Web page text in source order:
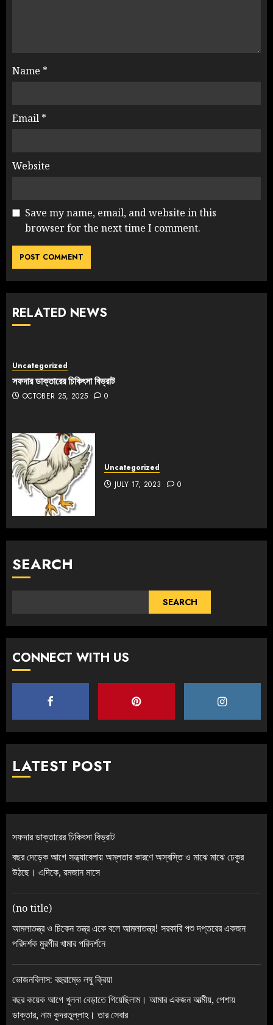
Name *
Email *
Website
Save my name, email, and website in this
browser for the next time I comment.
RELATED NEWS
Uncategorized
সফদার ডাক্তারের চিকিৎসা বিভ্রাট
OCTOBER 25, 2025 0
Uncategorized
JULY 17, 2023
0
SEARCH
SEARCH
CONNECT WITH US
LATEST POST
সফদার ডাক্তারের চিকিৎসা বিভ্রাট
বছর দেড়েক আগে সন্ধ্যাবেলায় অম্লতার কারণে অস্বস্তি ও মাঝে মাঝে ঢেকুর
উঠছে। এদিকে, রমজান মাসে
(no title)
আমলাতন্ত্র ও চিকেন তন্ত্র একে বলে আমলাতন্ত্র! সরকারি পশু দপ্তরের একজন
পরিদর্শক মুরগীর খামার পরিদর্শনে
ভোজনবিলাস: বহুরাম্ভে লঘু ক্রিয়া
বছর কয়েক আগে খুলনা বেড়াতে গিয়েছিলাম। আমার একজন আত্মীয়, পেশায়
ডাক্তার, নাম কুদরতুল্লাহ। তার সেবার